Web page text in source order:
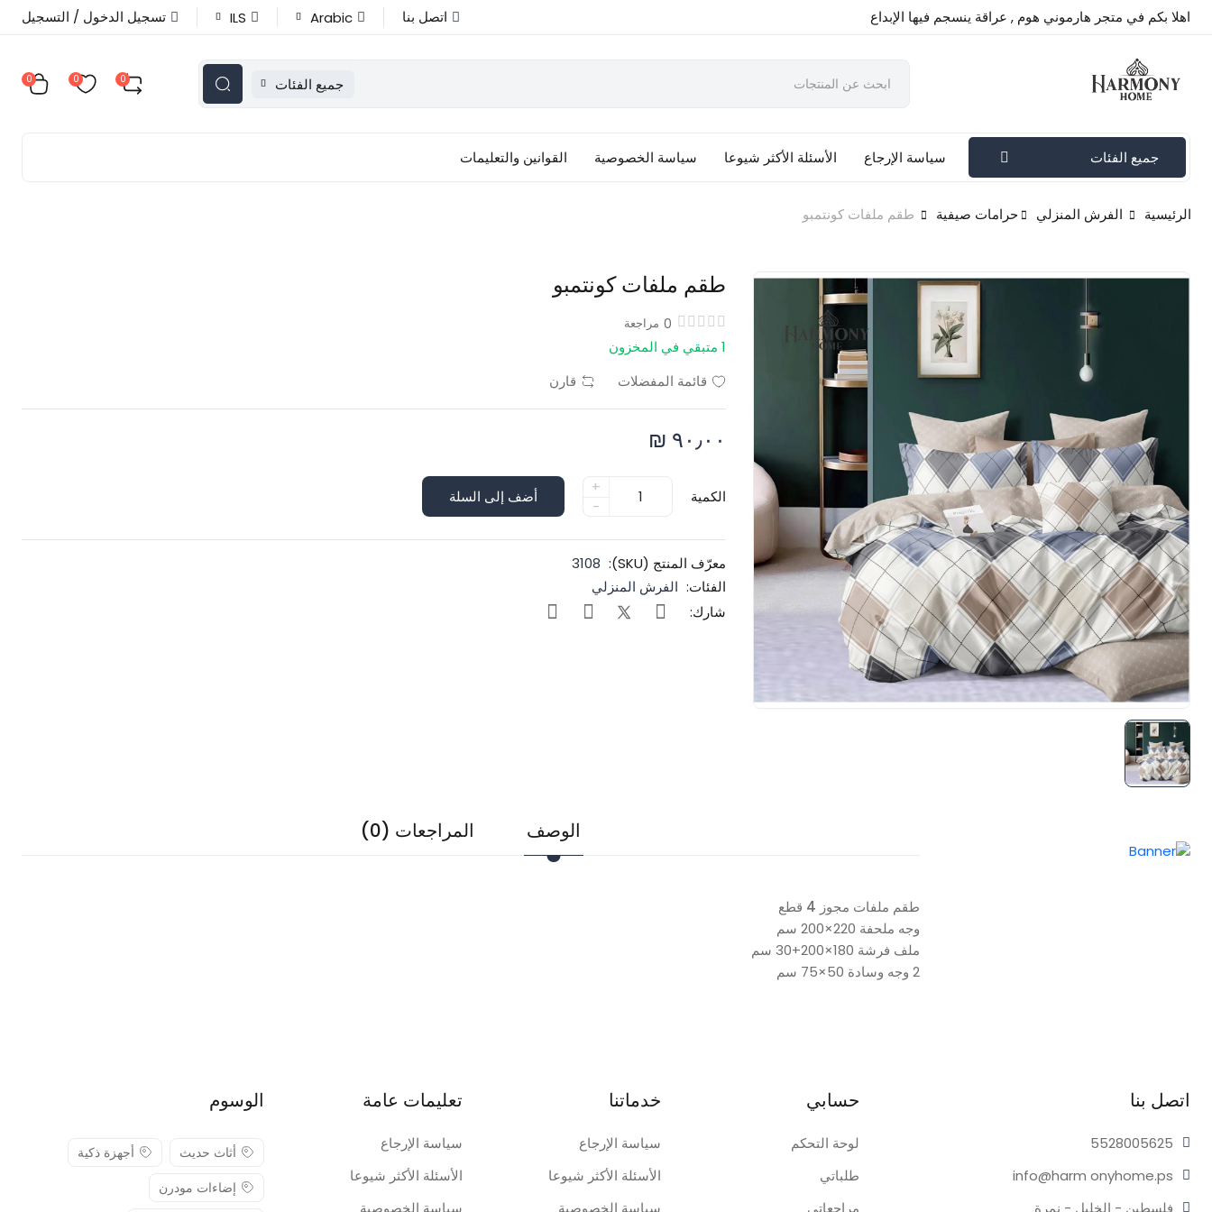
اهلا بكم في متجر هارموني هوم , عراقة ينسجم فيها الإبداع اتصل بنا Arabic
ILS تسجيل الدخول / التسجيل
جميع الفئات 0
0
0
جميع الفئات سياسة الإرجاع الأسئلة الأكثر شيوعا سياسة الخصوصية القوانين والتعليمات
الرئيسية الفرش المنزلي حرامات صيفية طقم ملفات كونتمبو
طقم ملفات كونتمبو
0 مراجعة
1 متبقي في المخزون
قائمة المفضلات
قارن
٩٠٫٠٠ ₪
الكمية
+
-
أضف إلى السلة
معرّف المنتج (SKU):
3108
الفئات: الفرش المنزلي
شارك:
الوصف المراجعات (0)
طقم ملفات مجوز 4 قطع
وجه ملحفة 220×200 سم
ملف فرشة 180×200+30 سم
2 وجه وسادة 50×75 سم
اتصل بنا
05625
55280
info@harm onyhome.ps
فلسطين - الخليل - نمرة
حسابي
لوحة التحكم
طلباتي
مراجعاتي
خدماتنا
سياسة الإرجاع
الأسئلة الأكثر شيوعا
سياسة الخصوصية
تعليمات عامة
سياسة الإرجاع
الأسئلة الأكثر شيوعا
سياسة الخصوصية
الوسوم
أثاث حديث
أجهزة ذكية
إضاءات مودرن